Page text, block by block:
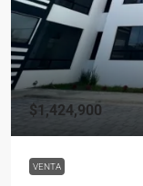
$1,424,900
VENTA